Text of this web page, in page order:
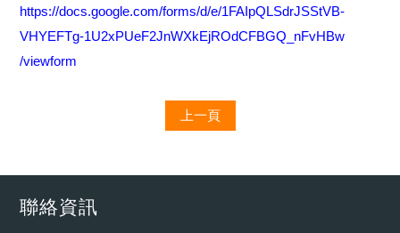
https://docs.google.com/forms/d/e/1FAIpQLSdrJSStVB-
VHYEFTg-1U2xPUeF2JnWXkEjROdCFBGQ_nFvHBw
/viewform
上一頁
聯絡資訊